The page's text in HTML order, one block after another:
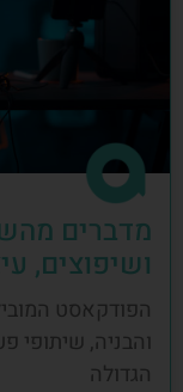
מדברים
ושיפוצים,
הפודקאסט
והבניה, שיתופי
הגדולה